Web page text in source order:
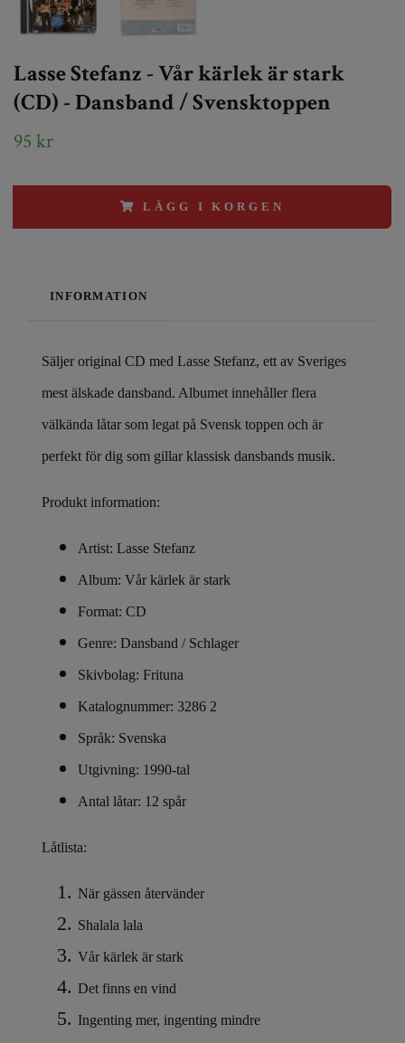
Lasse Stefanz - Vår kärlek är stark
(CD) - Dansband / Svensktoppen
95 kr
LÄGG I KORGEN
INFORMATION
Säljer original CD med Lasse Stefanz, ett av Sveriges
mest älskade dansband. Albumet innehåller flera
välkända låtar som legat på Svensk toppen och är
perfekt för dig som gillar klassisk dansbands musik.
Produkt information:
Artist: Lasse Stefanz
Album: Vår kärlek är stark
Format: CD
Genre: Dansband / Schlager
Skivbolag: Frituna
Katalognummer: 3286 2
Språk: Svenska
Utgivning: 1990-tal
Antal låtar: 12 spår
Låtlista:
När gässen återvänder
Shalala lala
Vår kärlek är stark
Det finns en vind
Ingenting mer, ingenting mindre